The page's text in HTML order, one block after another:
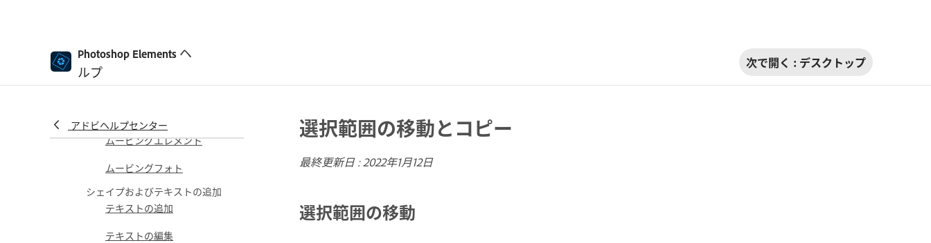
Photoshop Elements ヘ
ルプ
次で開く : デスクトップ
アドビヘルプセンター
Photomerge Compose
パノラマの作成
ムービングエレメント
ムービングフォト
シェイプおよびテキストの追加
テキストの追加
テキストの編集
選択範囲の移動とコピー
最終更新日 :2022年1月12日
選択範囲の移動